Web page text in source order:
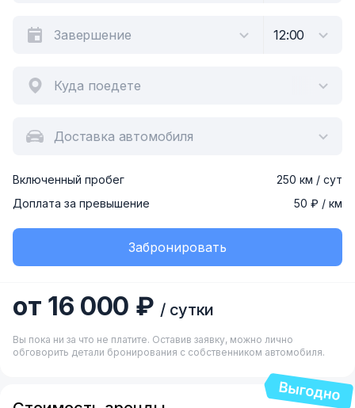
Куда поедете
Доставка автомобиля
Включенный пробег
250 км / сут
Доплата за превышение
50 ₽ / км
Забронировать
от 16 000 ₽ / сутки
Вы пока ни за что не платите. Оставив заявку, можно лично
обговорить детали бронирования с собственником автомобиля.